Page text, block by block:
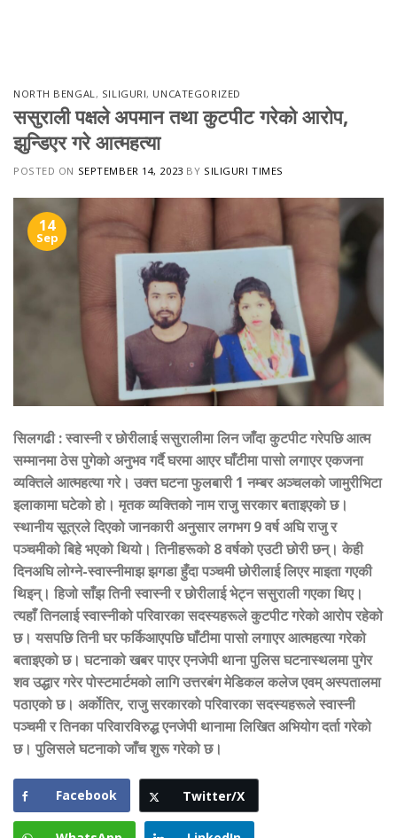
NORTH BENGAL, SILIGURI, UNCATEGORIZED
ससुराली पक्षले अपमान तथा कुटपीट गरेको आरोप,
झुन्डिएर गरे आत्महत्या
POSTED ON SEPTEMBER 14, 2023 BY SILIGURI TIMES
14
Sep
सिलगढी:स्वास्नी र छोरीलाई ससुरालीमा लिन जाँदा कुटपीट गरेपछि आत्म
सम्मानमा ठेस पुगेको अनुभव गर्दै घरमा आएर घाँटीमा पासो लगाएर एकजना
व्यक्तिले आत्महत्या गरे। उक्त घटना फुलबारी 1 नम्बर अञ्चलको जामुरीभिटा
इलाकामा घटेको हो। मृतक व्यक्तिको नाम राजु सरकार बताइएको छ।
स्थानीय सूत्रले दिएको जानकारी अनुसार लगभग 9 वर्ष अघि राजु र
पञ्चमीको बिहे भएको थियो। तिनीहरूको 8 वर्षको एउटी छोरी छन्। केही
दिनअघि लोग्ने-स्वास्नीमाझ झगडा हुँदा पञ्चमी छोरीलाई लिएर माइता गएकी
थिइन्। हिजो साँझ तिनी स्वास्नी र छोरीलाई भेट्न ससुराली गएका थिए।
त्यहाँ तिनलाई स्वास्नीको परिवारका सदस्यहरूले कुटपीट गरेको आरोप रहेको
छ। यसपछि तिनी घर फर्किआएपछि घाँटीमा पासो लगाएर आत्महत्या गरेको
बताइएको छ। घटनाको खबर पाएर एनजेपी थाना पुलिस घटनास्थलमा पुगेर
शव उद्धार गरेर पोस्टमार्टमको लागि उत्तरबंग मेडिकल कलेज एवम् अस्पतालमा
पठाएको छ। अर्कोतिर, राजु सरकारको परिवारका सदस्यहरूले स्वास्नी
पञ्चमी र तिनका परिवारविरुद्ध एनजेपी थानामा लिखित अभियोग दर्ता गरेको
छ। पुलिसले घटनाको जाँच शुरू गरेको छ।
Facebook Twitter/X